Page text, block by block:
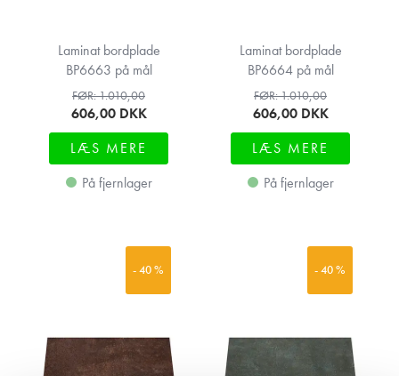
Laminat bordplade
BP6663 på mål
FØR: 1.010,00
606,00 DKK
LÆS MERE
På fjernlager
Laminat bordplade
BP6664 på mål
FØR: 1.010,00
606,00 DKK
LÆS MERE
På fjernlager
- 40 % - 40 %